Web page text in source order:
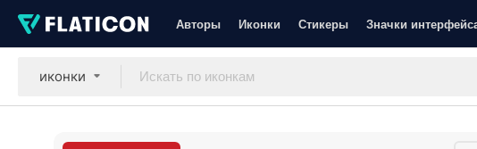
Авторы Иконки Стикеры Значки
иконки